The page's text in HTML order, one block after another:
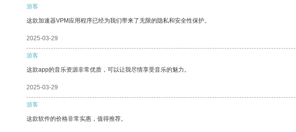
游客
这款加速器VPM应用程序已经为我们带来了无限的隐私和安全性保护。
2025-03-29
游客
这款app的音乐资源非常优质，可以让我尽情享受音乐的魅力。
2025-03-29
游客
这款软件的价格非常实惠，值得推荐。